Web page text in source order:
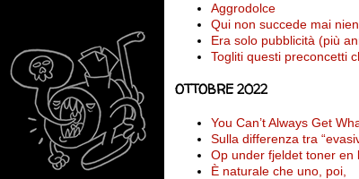
Aggrodolce
Qui non succede mai
Era solo pubblicità (più
Togliti questi preconcetti
OTTOBRE 2022
You Can’t Always Get
Sulla differenza tra
Op under fjeldet toner en
È naturale che uno, poi,